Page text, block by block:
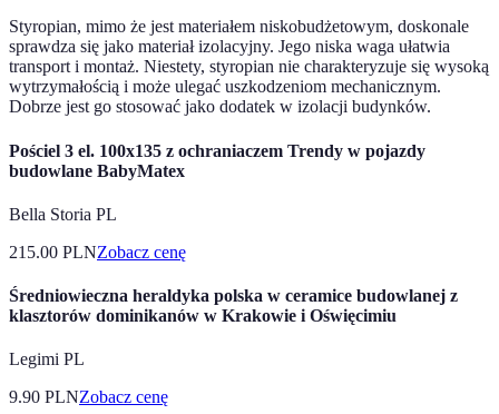
Styropian, mimo że jest materiałem niskobudżetowym, doskonale
sprawdza się jako materiał izolacyjny. Jego niska waga ułatwia
transport i montaż. Niestety, styropian nie charakteryzuje się wysoką
wytrzymałością i może ulegać uszkodzeniom mechanicznym.
Dobrze jest go stosować jako dodatek w izolacji budynków.
Pościel 3 el. 100x135 z ochraniaczem Trendy w pojazdy
budowlane BabyMatex
Bella Storia PL
215.00 PLNZobacz cenę
Średniowieczna heraldyka polska w ceramice budowlanej z
klasztorów dominikanów w Krakowie i Oświęcimiu
Legimi PL
9.90 PLNZobacz cenę